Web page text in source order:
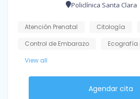
Policlínica Santa Clara
Atención Prenatal Citología
Control de Embarazo
View all
Agendar cita